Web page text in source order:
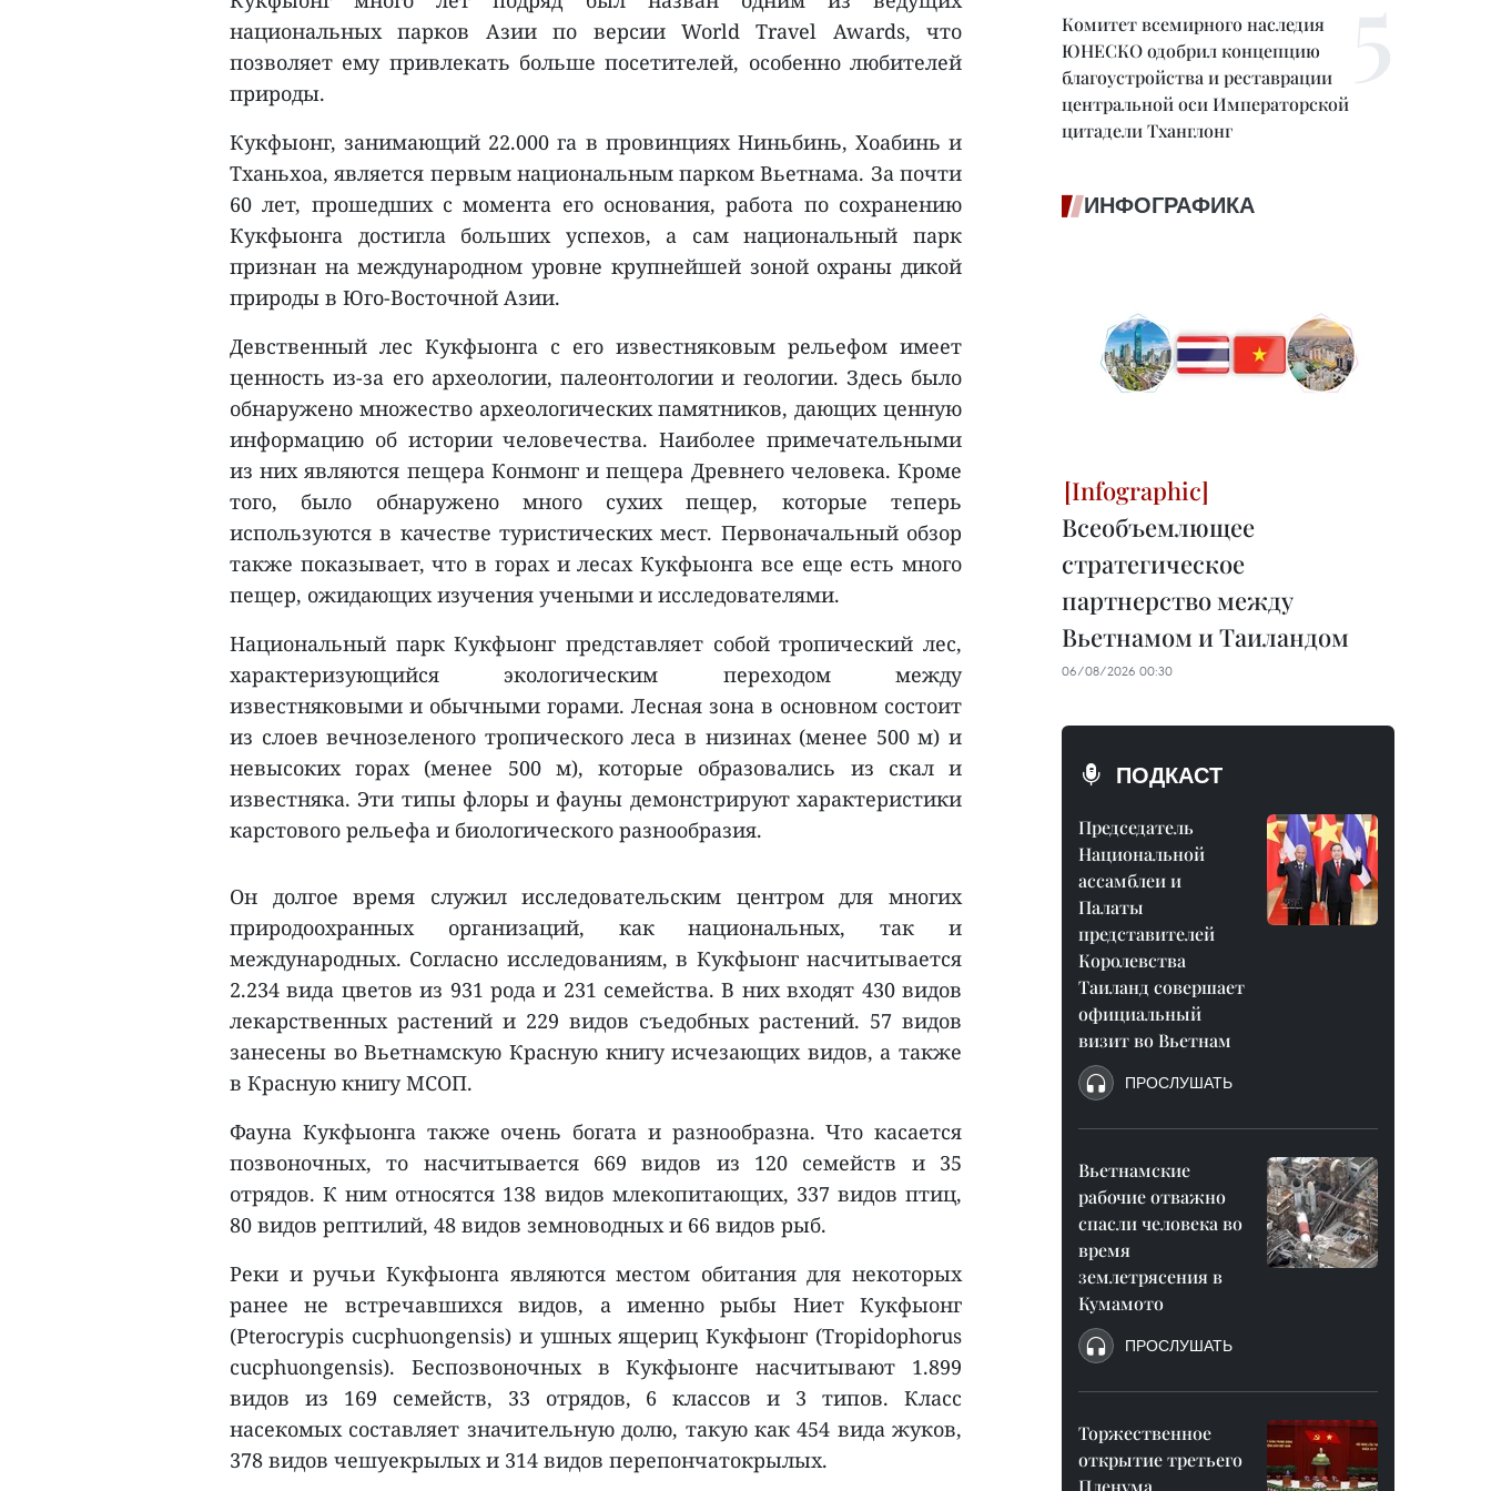
национальных парков Азии по версии World Travel Awards, что
позволяет ему привлекать больше посетителей, особенно любителей
природы.
Кукфыонг, занимающий 22.000 га в провинциях Ниньбинь, Хоабинь и
Тханьхоа, является первым национальным парком Вьетнама. За почти
60 лет, прошедших с момента его основания, работа по сохранению
Кукфыонга достигла больших успехов, а сам национальный парк
признан на международном уровне крупнейшей зоной охраны дикой
природы в Юго-Восточной Азии.
Девственный лес Кукфыонга с его известняковым рельефом имеет
ценность из-за его археологии, палеонтологии и геологии. Здесь было
обнаружено множество археологических памятников, дающих ценную
информацию об истории человечества. Наиболее примечательными
из них являются пещера Конмонг и пещера Древнего человека. Кроме
того, было обнаружено много сухих пещер, которые теперь
используются в качестве туристических мест. Первоначальный обзор
также показывает, что в горах и лесах Кукфыонга все еще есть много
пещер, ожидающих изучения учеными и исследователями.
Национальный парк Кукфыонг представляет собой тропический лес,
характеризующийся экологическим переходом между
известняковыми и обычными горами. Лесная зона в основном состоит
из слоев вечнозеленого тропического леса в низинах (менее 500 м) и
невысоких горах (менее 500 м), которые образовались из скал и
известняка. Эти типы флоры и фауны демонстрируют характеристики
карстового рельефа и биологического разнообразия.
Он долгое время служил исследовательским центром для многих
природоохранных организаций, как национальных, так и
международных. Согласно исследованиям, в Кукфыонг насчитывается
2.234 вида цветов из 931 рода и 231 семейства. В них входят 430 видов
лекарственных растений и 229 видов съедобных растений. 57 видов
занесены во Вьетнамскую Красную книгу исчезающих видов, а также
в Красную книгу МСОП.
Фауна Кукфыонга также очень богата и разнообразна. Что касается
позвоночных, то насчитывается 669 видов из 120 семейств и 35
отрядов. К ним относятся 138 видов млекопитающих, 337 видов птиц,
80 видов рептилий, 48 видов земноводных и 66 видов рыб.
Реки и ручьи Кукфыонга являются местом обитания для некоторых
ранее не встречавшихся видов, а именно рыбы Ниет Кукфыонг
(Pterocrypis cucphuongensis) и ушных ящериц Кукфыонг (Tropidophorus
cucphuongensis). Беспозвоночных в Кукфыонге насчитывают 1.899
видов из 169 семейств, 33 отрядов, 6 классов и 3 типов. Класс
насекомых составляет значительную долю, такую как 454 вида жуков,
378 видов чешуекрылых и 314 видов перепончатокрылых.
Комитет всемирного наследия
ЮНЕСКО одобрил концепцию
благоустройства и реставрации
центральной оси Императорской
цитадели Тханглонг
ИНФОГРАФИКА
Всеобъемлющее
стратегическое
партнерство между
Вьетнамом и Таиландом
06/08/2026 00:30
ПОДКАСТ
Председатель
Национальной
ассамблеи и
Палаты
представителей
Королевства
Таиланд совершает
официальный
визит во Вьетнам
ПРОСЛУШАТЬ
Вьетнамские
рабочие отважно
спасли человека во
время
землетрясения в
Кумамото
ПРОСЛУШАТЬ
Торжественное
открытие третьего
Пленума